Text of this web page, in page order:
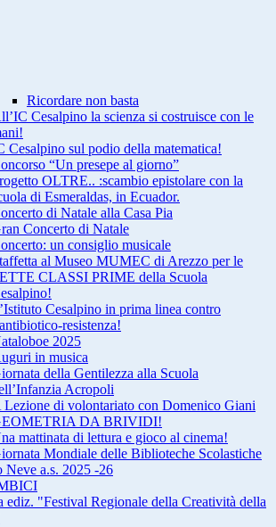
Ricordare non basta
Cesalpino la scienza si costruisce con le
Cesalpino sul podio della matematica!
“Un presepe al giorno”
OLTRE.. :scambio epistolare con la
di Esmeraldas, in Ecuador.
di Natale alla Casa Pia
Concerto di Natale
un consiglio musicale
al Museo MUMEC di Arezzo per le
CLASSI PRIME della Scuola
Cesalpino in prima linea contro
resistenza!
2025
in musica
della Gentilezza alla Scuola
Acropoli
Lezione di volontariato con Domenico Giani
DA BRIVIDI!
mattinata di lettura e gioco al cinema!
Mondiale delle Biblioteche Scolastiche
Neve a.s. 2025 -26
ediz. "Festival Regionale della Creatività della